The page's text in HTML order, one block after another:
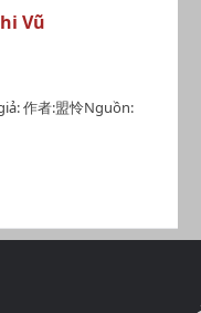
Vũ
作者:盟怜Nguồn: